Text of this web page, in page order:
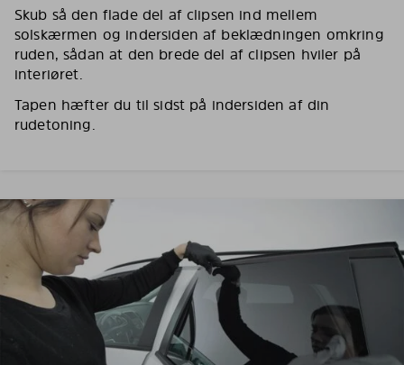
Skub så den flade del af clipsen ind mellem
solskærmen og indersiden af beklædningen omkring
ruden, sådan at den brede del af clipsen hviler på
interiøret.
Tapen hæfter du til sidst på indersiden af din
rudetoning.